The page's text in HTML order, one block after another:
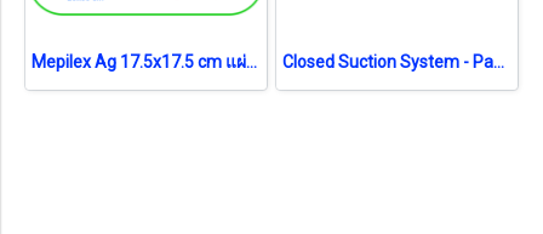
Mepilex Ag 17.5x17.5 cm แผ่นโฟมซิลิโคนปิดแผลชนิดต้านจุลชีพ (1 แผ่น) (exp 28-05-2026) แผ่นสภาพดี Closed Suction System - Pacific Health No.14 สายดูดเสมหะระบบปิด (exp 12-2026)